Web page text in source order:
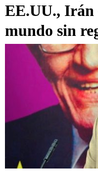
EE.UU., Irán
mundo sin